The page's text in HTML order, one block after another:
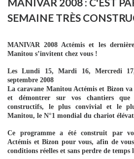
SEMAINE TRÈS
MANIVAR 2008 Actémis et les
Manitou s’invitent chez vous !
Les Lundi 15, Mardi 16, Mercredi
septembre 2008
La caravane ManitouActémis et Bizon
et démontrer sur vos chantiers
constructifs, le plus convivial et le
Manitou, le N°1 mondial du chariot
Ce programme a été construit par
Actémis et Bizon pour vous, afin de
conditions réelles et sans perdre de temps